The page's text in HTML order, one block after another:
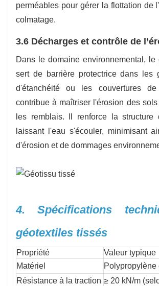
perméables pour gérer la flottation de
colmatage.
3.6 Décharges et contrôle de
Dans le domaine environnemental, le
sert de barrière protectrice dans les
d'étanchéité ou les couvertures
contribue à maîtriser l'érosion des
les remblais. Il renforce la
laissant l'eau s'écouler, minimisant
d'érosion et de dommages
4. Spécifications
géotextiles tissés
Propriété
Valeur typique
Matériel
Polypropylène
Résistance à la traction ≥ 20 kN/m